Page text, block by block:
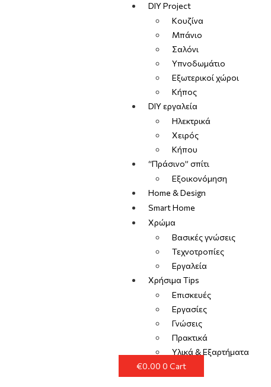
DIY Project
Κουζίνα
Μπάνιο
Σαλόνι
Υπνοδωμάτιο
Εξωτερικοί χώροι
Κήπος
DIY εργαλεία
Ηλεκτρικά
Χειρός
Κήπου
“Πράσινο” σπίτι
Εξοικονόμηση
Home & Design
Smart Home
Χρώμα
Βασικές γνώσεις
Τεχνοτροπίες
Εργαλεία
Χρήσιμα Tips
Επισκευές
Εργασίες
Γνώσεις
Πρακτικά
Υλικά & Εξαρτήματα
€0.00 0 Cart